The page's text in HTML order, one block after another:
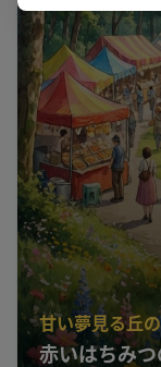
甘い夢見る丘
赤いはちみ